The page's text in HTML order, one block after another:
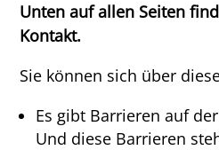
Unten auf allen Seiten
Kontakt.
Sie können sich über
Es gibt Barrieren auf
Und diese Barrieren